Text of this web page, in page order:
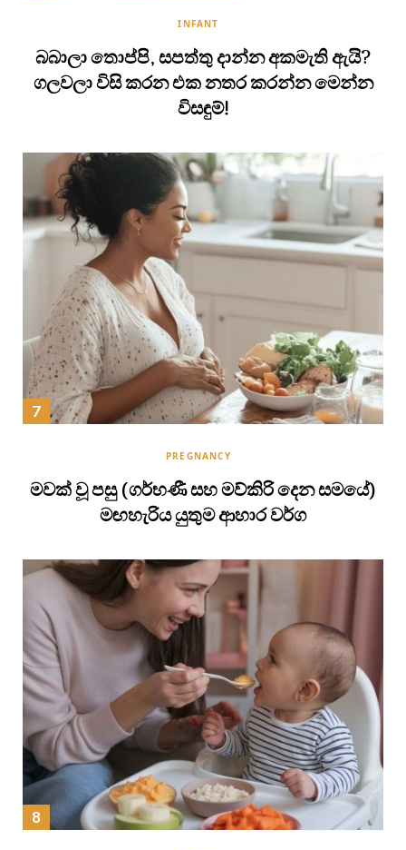
INFANT
බබාලා තොප්පි, සපත්තු දාන්න අකමැති ඇයි?
ගලවලා විසි කරන එක නතර කරන්න මෙන්න
විසඳුම්!
PREGNANCY
මවක් වූ පසු (ගර්භණී සහ මව්කිරි දෙන සමයේ)
මඟහැරිය යුතුම ආහාර වර්ග